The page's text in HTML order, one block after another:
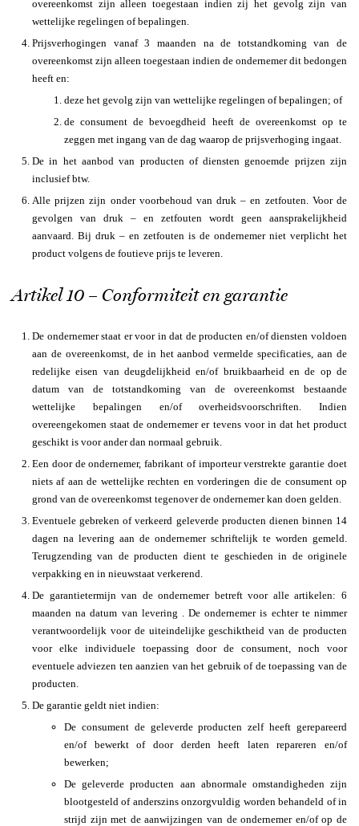
overeenkomst zijn alleen toegestaan indien zij het gevolg zijn van
wettelijke regelingen of bepalingen.
Prijsverhogingen vanaf 3 maanden na de totstandkoming van de
overeenkomst zijn alleen toegestaan indien de ondernemer dit bedongen
heeft en:
deze het gevolg zijn van wettelijke regelingen of bepalingen; of
de consument de bevoegdheid heeft de overeenkomst op te
zeggen met ingang van de dag waarop de prijsverhoging ingaat.
De in het aanbod van producten of diensten genoemde prijzen zijn
inclusief btw.
Alle prijzen zijn onder voorbehoud van druk – en zetfouten. Voor de
gevolgen van druk – en zetfouten wordt geen aansprakelijkheid
aanvaard. Bij druk – en zetfouten is de ondernemer niet verplicht het
product volgens de foutieve prijs te leveren.
Artikel 10 – Conformiteit en garantie
De ondernemer staat er voor in dat de producten en/of diensten voldoen
aan de overeenkomst, de in het aanbod vermelde specificaties, aan de
redelijke eisen van deugdelijkheid en/of bruikbaarheid en de op de
datum van de totstandkoming van de overeenkomst bestaande
wettelijke bepalingen en/of overheidsvoorschriften. Indien
overeengekomen staat de ondernemer er tevens voor in dat het product
geschikt is voor ander dan normaal gebruik.
Een door de ondernemer, fabrikant of importeur verstrekte garantie doet
niets af aan de wettelijke rechten en vorderingen die de consument op
grond van de overeenkomst tegenover de ondernemer kan doen gelden.
Eventuele gebreken of verkeerd geleverde producten dienen binnen 14
dagen na levering aan de ondernemer schriftelijk te worden gemeld.
Terugzending van de producten dient te geschieden in de originele
verpakking en in nieuwstaat verkerend.
De garantietermijn van de ondernemer betreft voor alle artikelen: 6
maanden na datum van levering . De ondernemer is echter te nimmer
verantwoordelijk voor de uiteindelijke geschiktheid van de producten
voor elke individuele toepassing door de consument, noch voor
eventuele adviezen ten aanzien van het gebruik of de toepassing van de
producten.
De garantie geldt niet indien:
De consument de geleverde producten zelf heeft gerepareerd
en/of bewerkt of door derden heeft laten repareren en/of
bewerken;
De geleverde producten aan abnormale omstandigheden zijn
blootgesteld of anderszins onzorgvuldig worden behandeld of in
strijd zijn met de aanwijzingen van de ondernemer en/of op de